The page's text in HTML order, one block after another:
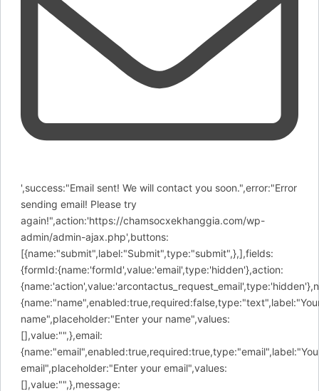
',success:"Email sent! We will contact you soon.",error:"Error
sending email! Please try
again!",action:'https://chamsocxekhanggia.com/wp-
admin/admin-ajax.php',buttons:
[{name:"submit",label:"Submit",type:"submit",},],fields:
{formId:{name:'formId',value:'email',type:'hidden'},action:
name",placeholder:"Enter your name",values:
[],value:"",},email:
email",placeholder:"Enter your email",values:
[],value:"",},message: